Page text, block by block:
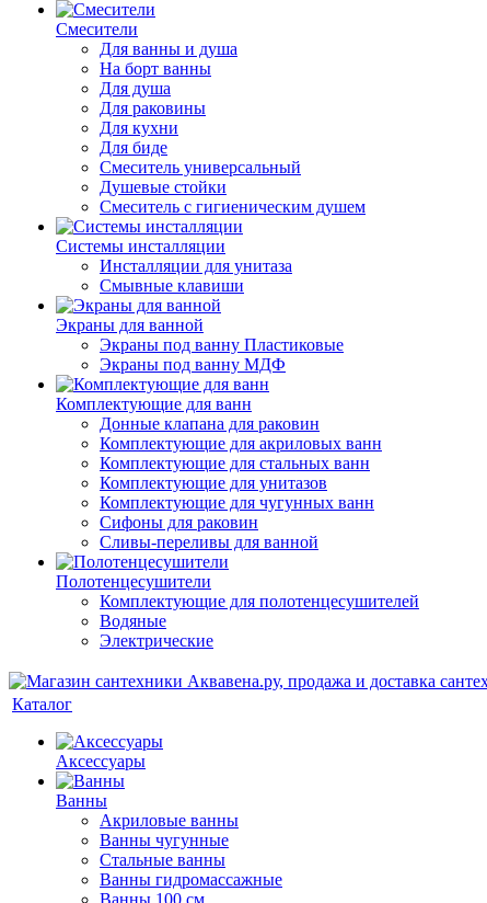
Смесители
Для ванны и душа
На борт ванны
Для душа
Для раковины
Для кухни
Для биде
Смеситель универсальный
Душевые стойки
Смеситель с гигиеническим душем
Системы инсталляции
Инсталляции для унитаза
Смывные клавиши
Экраны для ванной
Экраны под ванну Пластиковые
Экраны под ванну МДФ
Комплектующие для ванн
Донные клапана для раковин
Комплектующие для акриловых ванн
Комплектующие для стальных ванн
Комплектующие для унитазов
Комплектующие для чугунных ванн
Сифоны для раковин
Сливы-переливы для ванной
Полотенцесушители
Комплектующие для полотенцесушителей
Водяные
Электрические
Каталог
Аксессуары
Ванны
Акриловые ванны
Ванны чугунные
Стальные ванны
Ванны гидромассажные
Ванны 100 см